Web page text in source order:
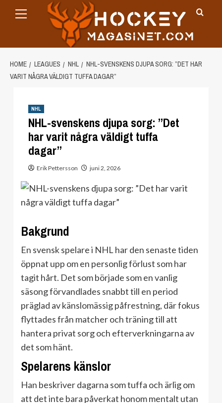
Menu
HOME LEAGUES NHL
NHL-SVENSKENS DJUPA SORG: ”DET HAR
VARIT NÅGRA VÄLDIGT TUFFA DAGAR”
NHL
NHL-svenskens djupa sorg: ”Det
har varit några väldigt tuffa
dagar”
Erik Pettersson juni 2, 2026
Bakgrund
En svensk spelare i NHL har den senaste tiden
öppnat upp om en personlig förlust som har
tagit hårt. Det som började som en vanlig
säsong förvandlades snabbt till en period
präglad av känslomässig påfrestning, där fokus
flyttades från matcher och träning till att
hantera privat sorg och efterverkningarna av
det som hänt.
Spelarens känslor
Han beskriver dagarna som tuffa och ärlig om
att det inte bara påverkat honom mentalt utan